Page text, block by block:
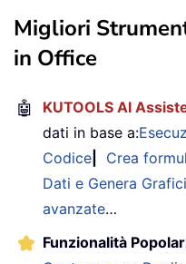
Migliori
in Office
🤖 KUTOOLS AI
dati in base a:
Codice
Crea
Dati e Genera Grafici
avanzate…
Funzionalità